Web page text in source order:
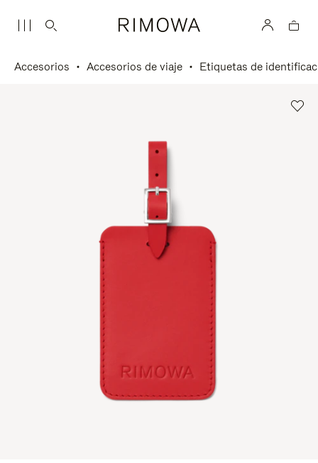
Accesorios Accesorios de viaje Etiquetas de